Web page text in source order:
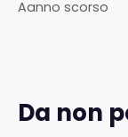
Aanno scorso
Da non